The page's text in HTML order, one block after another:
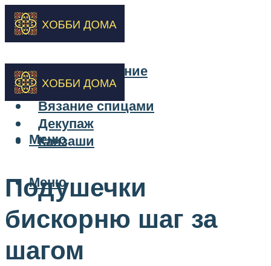
Бисероплетение
Вышивка
Вязание спицами
Декупаж
Канзаши
Меню
Меню
Подушечки
бискорню шаг за
шагом